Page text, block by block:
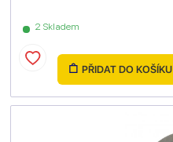
2 Skladem
PŘIDAT DO KOŠÍKU